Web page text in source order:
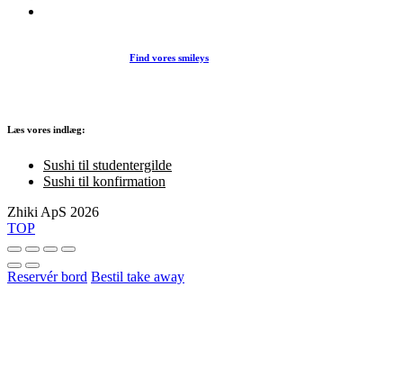
Find vores smileys
Læs vores indlæg:
Sushi til studentergilde
Sushi til konfirmation
Zhiki ApS 2026
TOP
Reservér bord Bestil take away